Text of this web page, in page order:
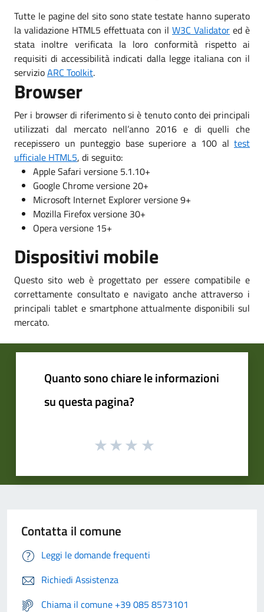
Tutte le pagine del sito sono state testate hanno superato
la validazione HTML5 effettuata con il W3C Validator ed è
stata inoltre verificata la loro conformità rispetto ai
requisiti di accessibilità indicati dalla legge italiana con il
servizioARC Toolkit.
Browser
Per i browser di riferimento si è tenuto conto dei principali
utilizzati dal mercato nell’anno 2016 e di quelli che
recepissero un punteggio base superiore a 100 al test
ufficiale HTML5, di seguito:
Apple Safari versione 5.1.10+
Google Chrome versione 20+
Microsoft Internet Explorer versione 9+
Mozilla Firefox versione 30+
Opera versione 15+
Dispositivi mobile
Questo sito web è progettato per essere compatibile e
correttamente consultato e navigato anche attraverso i
principali tablet e smartphone attualmente disponibili sul
mercato.
Quanto sono chiare le informazioni
su questa pagina?
Contatta il comune
Leggi le domande frequenti
Richiedi Assistenza
Chiama il comune +39 085 8573101